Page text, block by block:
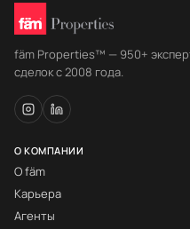
fäm Properties™ — 950+
сделок с 2008 года.
О КОМПАНИИ
О fäm
Карьера
Агенты